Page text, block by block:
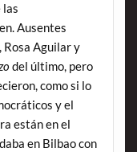
las
Ausentes
Aguilar y
del último, pero
como si lo
y el
están en el
en Bilbao con